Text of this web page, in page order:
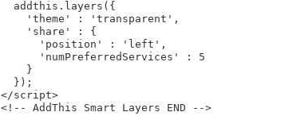
</script>
<!-- AddThis Smart Layers END -->